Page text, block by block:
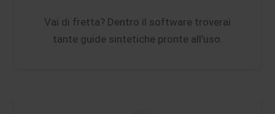
Vai di fretta? Dentro il software troverai
tante guide sintetiche pronte all’uso.